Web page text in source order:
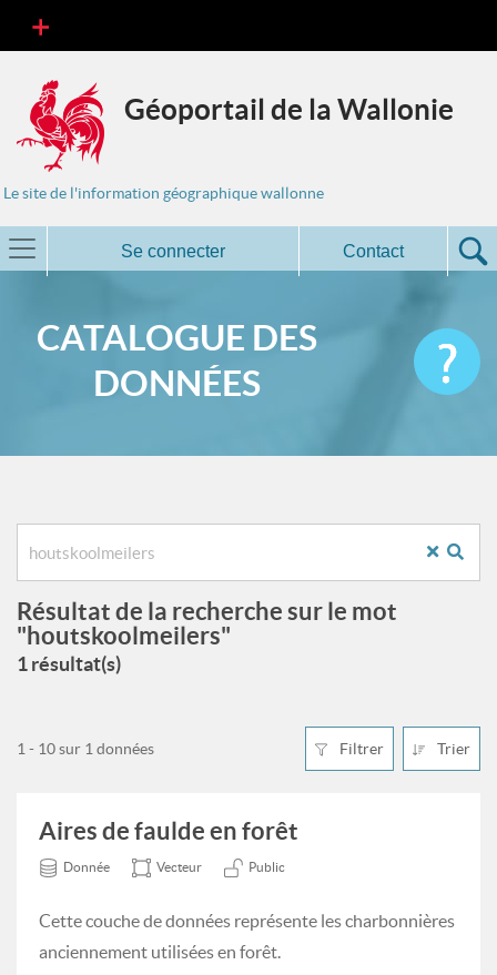
Géoportail de la Wallonie
Le site de l'information géographique wallonne
Se connecter Contact
CATALOGUE DES
DONNÉES
Résultat de la recherche sur le mot
"houtskoolmeilers"
1 résultat(s)
Filtrer Trier
1 - 10 sur 1 données
Aires de faulde en forêt
Donnée Vecteur Public
Cette couche de données représente les charbonnières
anciennement utilisées en forêt.